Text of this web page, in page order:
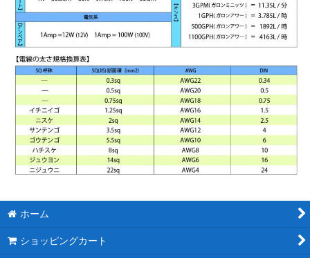
ホーム
ショッピングカート